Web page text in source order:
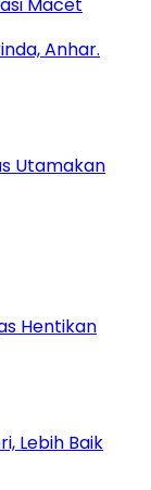
Utamakan
Hentikan
Lebih Baik